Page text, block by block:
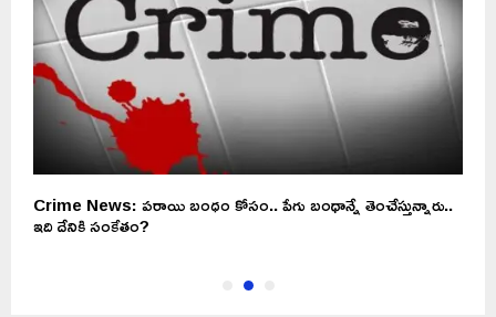
Crime News: పరాయి బంధం కోసం.. పేగు బంధాన్నే తెంచేస్తున్నారు..
ఇది దేనికి సంకేతం?